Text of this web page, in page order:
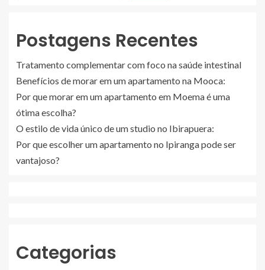
Postagens Recentes
Tratamento complementar com foco na saúde intestinal
Benefícios de morar em um apartamento na Mooca:
Por que morar em um apartamento em Moema é uma
ótima escolha?
O estilo de vida único de um studio no Ibirapuera:
Por que escolher um apartamento no Ipiranga pode ser
vantajoso?
Categorias